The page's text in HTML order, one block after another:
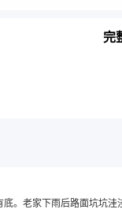
完
。老家下雨后路面坑坑